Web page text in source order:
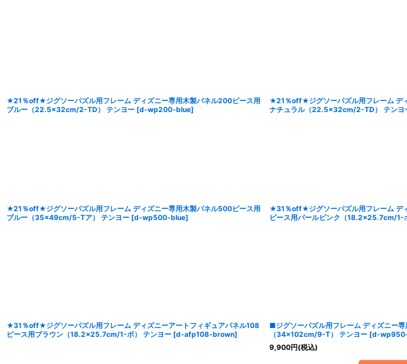
★21％off★ジグソーパズル用フレーム ディズニー専用木製パネル200ピース用
ブルー（22.5×32cm/2-TD） テンヨー [d-wp200-blue]
★21％off★ジグソーパズル用フレーム デ
ナチュラル（22.5×32cm/2-TD） テンヨ
★21％off★ジグソーパズル用フレーム ディズニー専用木製パネル500ピース用
ブルー（35×49cm/5-Tア） テンヨー [d-wp500-blue]
★31％off★ジグソーパズル用フレーム デ
ピース用パールピンク（18.2×25.7cm/1-
★31％off★ジグソーパズル用フレーム ディズニーアートフィギュアパネル108
ピース用ブラウン（18.2×25.7cm/1-ボ） テンヨー [d-afp108-brown]
■ジグソーパズル用フレーム ディズニー
（34×102cm/9-T） テンヨー [d-
9,900円(税込)